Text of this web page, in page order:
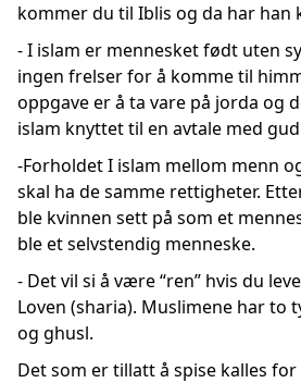
kommer du til Iblis og da har han
- I islam er mennesket født uten
ingen frelser for å komme til
oppgave er å ta vare på jorda og
islam knyttet til en avtale med
-Forholdet I islam mellom menn
skal ha de samme rettigheter.
ble kvinnen sett på som et
ble et selvstendig menneske.
- Det vil si å være “ren” hvis du
Loven (sharia). Muslimene har to
og ghusl.
Det som er tillatt å spise kalles